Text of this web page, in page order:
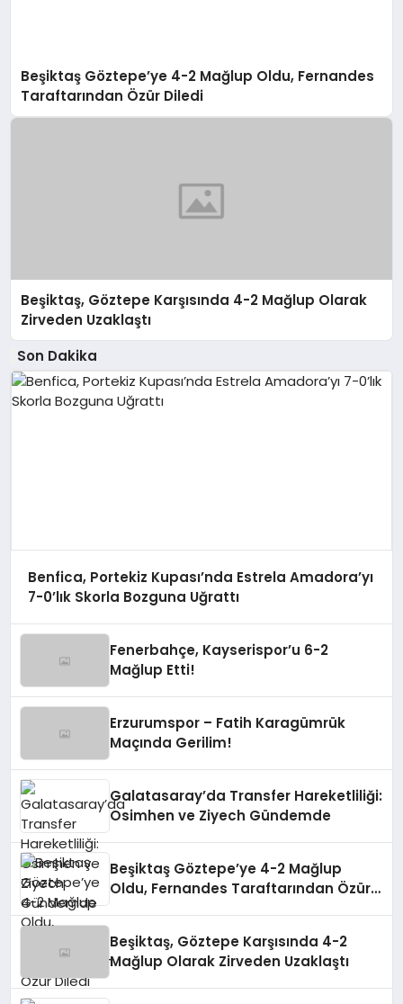
Beşiktaş Göztepe’ye 4-2 Mağlup Oldu, Fernandes
Taraftarından Özür Diledi
Beşiktaş, Göztepe Karşısında 4-2 Mağlup Olarak
Zirveden Uzaklaştı
Son Dakika
Benfica, Portekiz Kupası’nda Estrela Amadora’yı
7-0’lık Skorla Bozguna Uğrattı
Fenerbahçe, Kayserispor’u 6-2
Mağlup Etti!
Erzurumspor – Fatih Karagümrük
Maçında Gerilim!
Galatasaray’da Transfer Hareketliliği:
Osimhen ve Ziyech Gündemde
Beşiktaş Göztepe’ye 4-2 Mağlup
Oldu, Fernandes Taraftarından Özür
Beşiktaş, Göztepe Karşısında 4-2
Mağlup Olarak Zirveden Uzaklaştı